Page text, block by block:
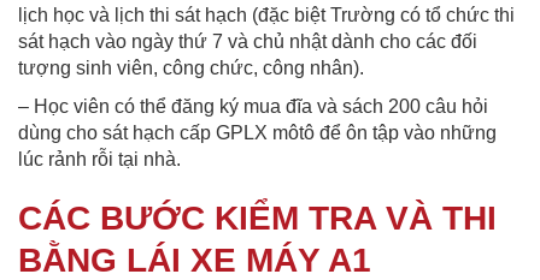
lịch học và lịch thi sát hạch (đặc biệt Trường có tổ chức thi
sát hạch vào ngày thứ 7 và chủ nhật dành cho các đối
tượng sinh viên, công chức, công nhân).
– Học viên có thể đăng ký mua đĩa và sách 200 câu hỏi
dùng cho sát hạch cấp GPLX môtô để ôn tập vào những
lúc rảnh rỗi tại nhà.
CÁC BƯỚC KIỂM TRA VÀ THI
BẰNG LÁI XE MÁY A1